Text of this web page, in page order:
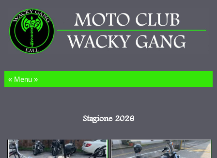
Salta al contenuto
Stagione 2026